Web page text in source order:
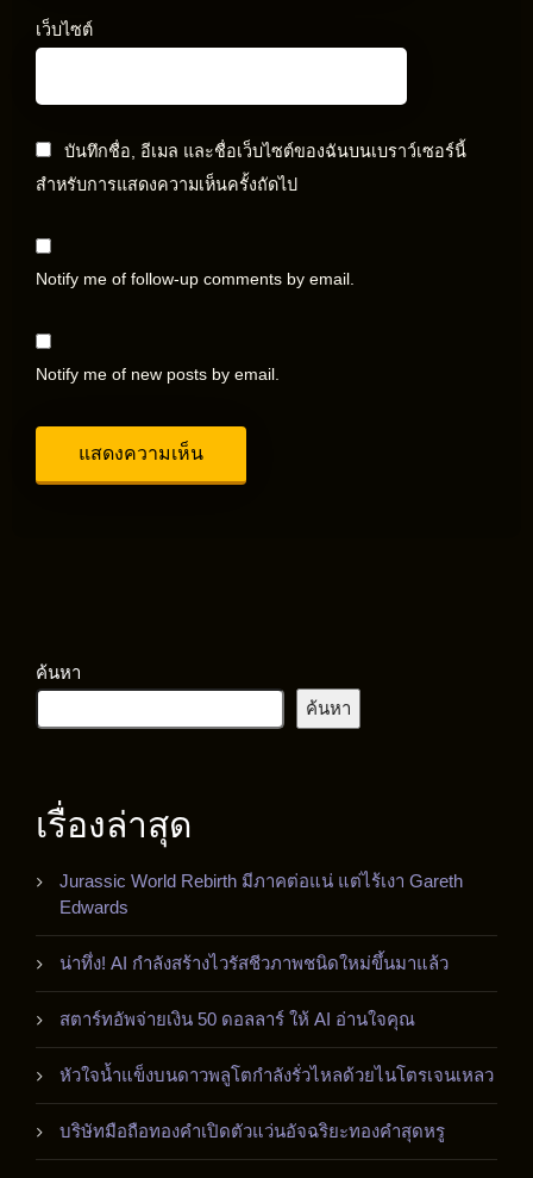
เว็บไซต์
บันทึกชื่อ, อีเมล และชื่อเว็บไซต์ของฉันบนเบราว์เซอร์นี้
สำหรับการแสดงความเห็นครั้งถัดไป
Notify me of follow-up comments by email.
Notify me of new posts by email.
ค้นหา
ค้นหา
เรื่องล่าสุด
Jurassic World Rebirth มีภาคต่อแน่ แต่ไร้เงา Gareth
Edwards
น่าทึ่ง! AI กำลังสร้างไวรัสชีวภาพชนิดใหม่ขึ้นมาแล้ว
สตาร์ทอัพจ่ายเงิน 50 ดอลลาร์ ให้ AI อ่านใจคุณ
หัวใจน้ำแข็งบนดาวพลูโตกำลังรั่วไหลด้วยไนโตรเจนเหลว
บริษัทมือถือทองคำเปิดตัวแว่นอัจฉริยะทองคำสุดหรู